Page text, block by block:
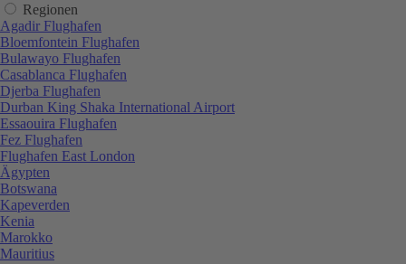
Regionen
Agadir Flughafen
Bloemfontein Flughafen
Bulawayo Flughafen
Casablanca Flughafen
Djerba Flughafen
Durban King Shaka International Airport
Essaouira Flughafen
Fez Flughafen
Flughafen East London
Ägypten
Botswana
Kapeverden
Kenia
Marokko
Mauritius